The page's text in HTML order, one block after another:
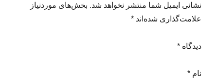
نشانی ایمیل شما منتشر نخواهد شد. بخش‌های موردنیاز
علامت‌گذاری شده‌اند *
دیدگاه *
نام *